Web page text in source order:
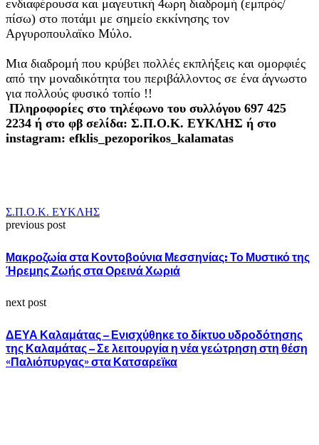
ενδιαφέρουσα και μαγευτική 4ωρη διαδρομή (εμπρός/
πίσω) στο ποτάμι με σημείο εκκίνησης τον
Αργυροπουλαϊκο Μύλο.
Μια διαδρομή που κρύβει πολλές εκπλήξεις και ομορφιές
από την μοναδικότητα του περιβάλλοντος σε ένα άγνωστο
για πολλούς φυσικό τοπίο !!
Πληροφορίες στο τηλέφωνο του συλλόγου 697 425
2234 ή στο φβ σελίδα: Σ.Π.Ο.Κ. ΕΥΚΛΗΣ ή στο
instagram: efklis_pezoporikos_kalamatas
Σ.Π.Ο.Κ. ΕΥΚΛΗΣ
previous post
Μακροζωία στα Κοντοβούνια Μεσσηνίας: Το Μυστικό της
Ήρεμης Ζωής στα Ορεινά Χωριά
next post
ΔΕΥΑ Καλαμάτας – Ενισχύθηκε το δίκτυο υδροδότησης
της Καλαμάτας – Σε λειτουργία η νέα γεώτρηση στη θέση
«Παλιόπυργας» στα Κατσαρεϊκα